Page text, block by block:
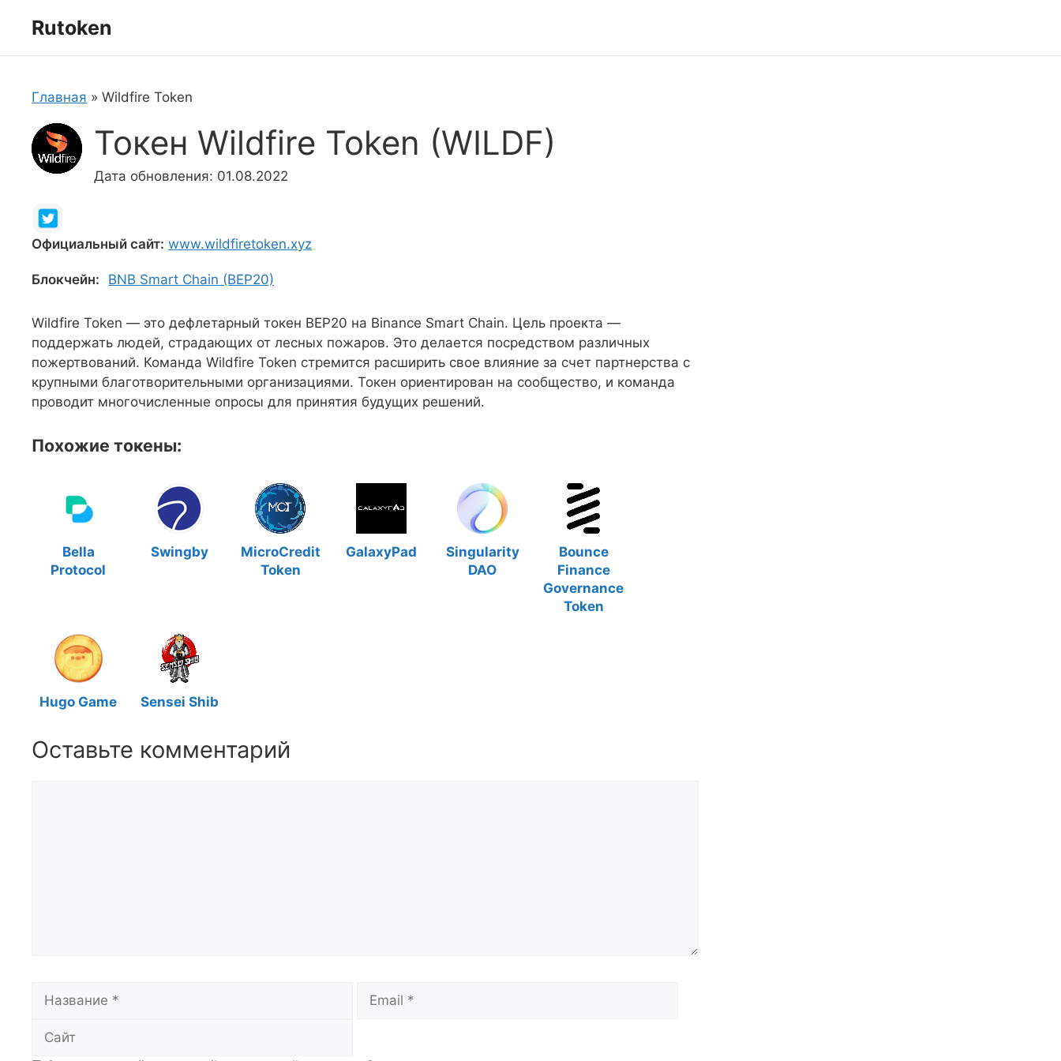
Rutoken
Главная » Wildfire Token
Токен Wildfire Token (WILDF)
Дата обновления: 01.08.2022
Официальный сайт: www.wildfiretoken.xyz
Блокчейн: BNB Smart Chain (BEP20)
Wildfire Token — это дефлетарный токен BEP20 на Binance Smart Chain. Цель проекта —
поддержать людей, страдающих от лесных пожаров. Это делается посредством различных
пожертвований. Команда Wildfire Token стремится расширить свое влияние за счет партнерства с
крупными благотворительными организациями. Токен ориентирован на сообщество, и команда
проводит многочисленные опросы для принятия будущих решений.
Похожие токены:
Bella
Protocol
Swingby
MicroCredit
Token
GalaxyPad
Singularity
DAO
Bounce
Finance
Governance
Token
Hugo Game Sensei Shib
Оставьте комментарий